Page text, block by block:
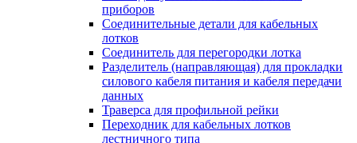
приборов
Соединительные детали для кабельных
лотков
Соединитель для перегородки лотка
Разделитель (направляющая) для прокладки
силового кабеля питания и кабеля передачи
данных
Траверса для профильной рейки
Переходник для кабельных лотков
лестничного типа